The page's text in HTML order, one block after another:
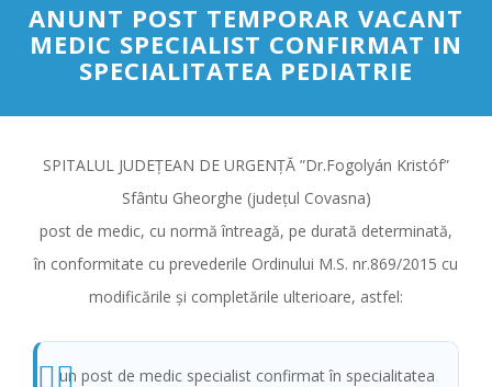
ANUNT POST TEMPORAR VACANT
MEDIC SPECIALIST CONFIRMAT IN
SPECIALITATEA PEDIATRIE
SPITALUL JUDEŢEAN DE URGENŢĂ ”Dr.Fogolyán Kristóf”
Sfântu Gheorghe (judeţul Covasna)
post de medic, cu normă întreagă, pe durată determinată,
în conformitate cu prevederile Ordinului M.S. nr.869/2015 cu
modificările şi completările ulterioare, astfel:
un post de medic specialist confirmat în specialitatea